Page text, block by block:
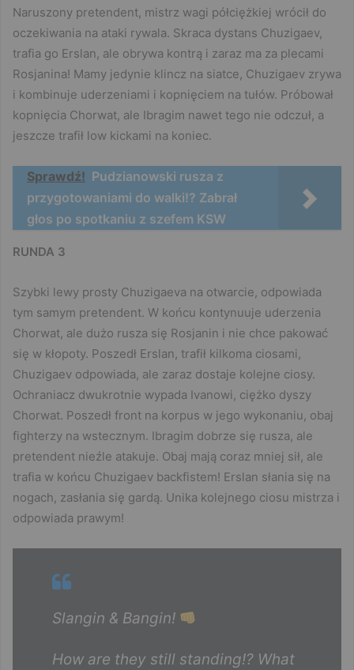
Naruszony pretendent, mistrz wagi półciężkiej wrócił do
oczekiwania na ataki rywala. Skraca dystans Chuzigaev,
trafia go Erslan, ale obrywa kontrą i zaraz ma za plecami
Rosjanina! Mamy jedynie klincz na siatce, Chuzigaev zrywa
i kombinuje uderzeniami i kopnięciem na tułów. Próbował
kopnięcia Chorwat, ale Ibragim nawet tego nie odczuł, a
jeszcze trafił low kickami na koniec.
Sprawdź! Pudzianowski rusza z
przygotowaniami do walki!? Zabrał
głos po spotkaniu z szefem KSW
RUNDA 3
Szybki lewy prosty Chuzigaeva na otwarcie, odpowiada
tym samym pretendent. W końcu kontynuuje uderzenia
Chorwat, ale dużo rusza się Rosjanin i nie chce pakować
się w kłopoty. Poszedł Erslan, trafił kilkoma ciosami,
Chuzigaev odpowiada, ale zaraz dostaje kolejne ciosy.
Ochraniacz dwukrotnie wypada Ivanowi, ciężko dyszy
Chorwat. Poszedł front na korpus w jego wykonaniu, obaj
fighterzy na wstecznym. Ibragim dobrze się rusza, ale
pretendent nieźle atakuje. Obaj mają coraz mniej sił, ale
trafia w końcu Chuzigaev backfistem! Erslan słania się na
nogach, zasłania się gardą. Unika kolejnego ciosu mistrza i
odpowiada prawym!
Slangin & Bangin!
How are they still standing!? What